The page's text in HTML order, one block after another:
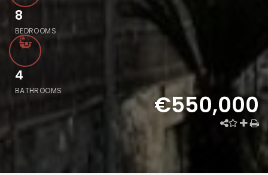
8
BEDROOMS
4
BATHROOMS €550,000